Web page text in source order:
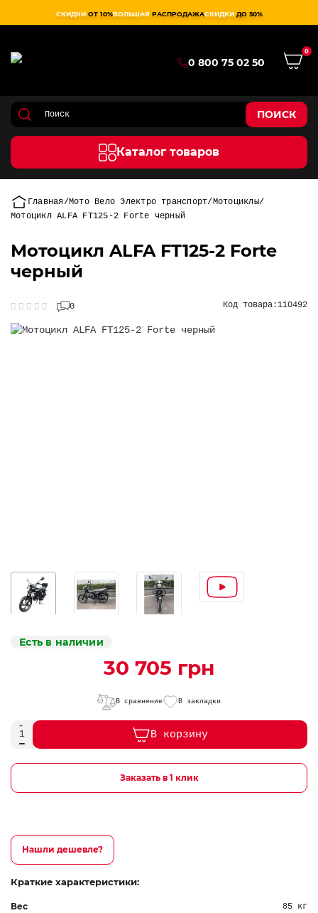
СКИДКИ ОТ 10%БОЛЬШАЯ РАСПРОДАЖАСКИДКИ ДО 50%
0 800 75 02 50
0
ПОИСК
Каталог товаров
Главная Мото Вело Электро транспорт Мотоциклы
Мотоцикл ALFA FT125-2 Forte черный
Мотоцикл ALFA FT125-2 Forte
черный
0 Код товара:110492
Есть в наличии
30 705 грн
В сравнение В закладки
В корзину
Заказать в 1 клик
Нашли дешевле?
Краткие характеристики:
Вес 85 кг